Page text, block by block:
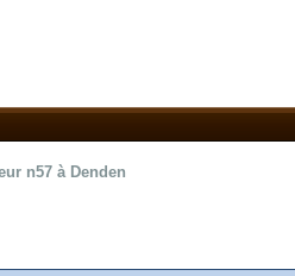
n57 à Denden